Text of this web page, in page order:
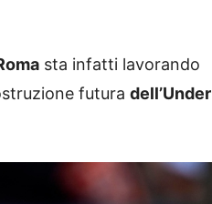
sta infatti lavorando
futura dell’Under